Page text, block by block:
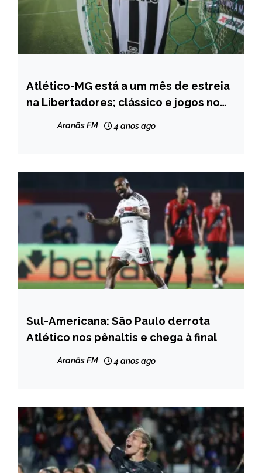
ESPORTES
Atlético-MG está a um mês de estreia
na Libertadores; clássico e jogos no
Aranãs FM 4 anos ago
ESPORTES
NOTÍCIAS
Sul-Americana: São Paulo derrota
Atlético nos pênaltis e chega à final
Aranãs FM 4 anos ago